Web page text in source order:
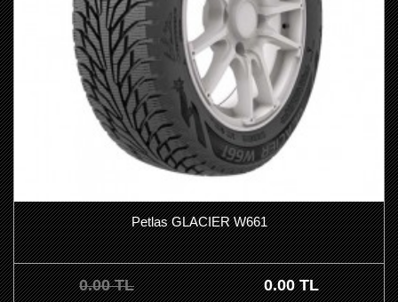
Petlas GLACIER W661
0.00 TL 0.00 TL